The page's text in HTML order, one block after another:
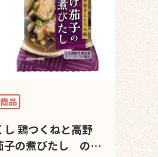
品
鶏つくねと高野
子の煮びたし の発